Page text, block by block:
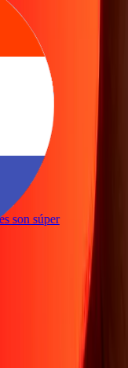
son súper